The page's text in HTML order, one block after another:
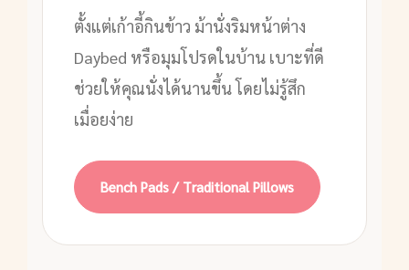
ตั้งแต่เก้าอี้กินข้าว ม้านั่งริมหน้าต่าง
Daybed หรือมุมโปรดในบ้าน เบาะที่ดี
ช่วยให้คุณนั่งได้นานขึ้น โดยไม่รู้สึก
เมื่อยง่าย
Bench Pads / Traditional Pillows